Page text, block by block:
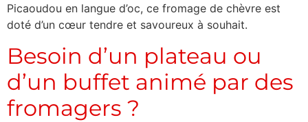
Picaoudou en langue d’oc, ce fromage de chèvre est
doté d’un cœur tendre et savoureux à souhait.
Besoin d’un plateau ou
d’un buffet animé par des
fromagers ?